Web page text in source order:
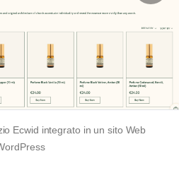
Ecwid integrato in un sito Web